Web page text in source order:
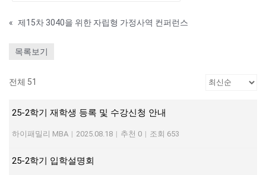
« 제15차 3040을 위한 자립형 가정사역 컨퍼런스
목록보기
전체 51
25-2학기 재학생 등록 및 수강신청 안내
하이패밀리 MBA | 2025.08.18 | 추천 0 | 조회 653
25-2학기 입학설명회